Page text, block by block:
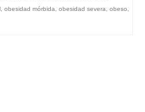
, obesidad mórbida, obesidad severa, obeso,